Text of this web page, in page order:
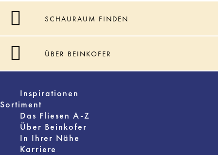
SCHAURAUM FINDEN
ÜBER BEINKOFER
Inspirationen
Sortiment
Das Fliesen A-Z
Über Beinkofer
In Ihrer Nähe
Karriere